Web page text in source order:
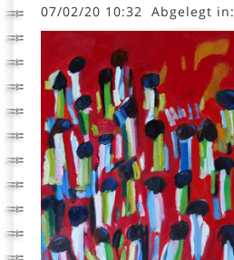
07/02/20 10:32 Abgelegt in: